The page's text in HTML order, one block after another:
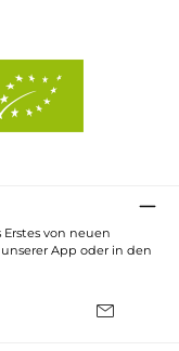
von neuen
App oder in den